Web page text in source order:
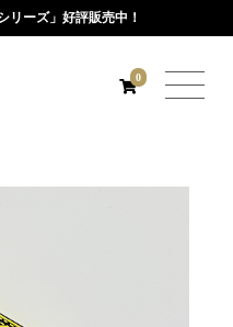
リーズ」好評販売中！
0